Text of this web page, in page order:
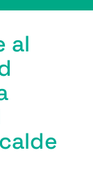
al